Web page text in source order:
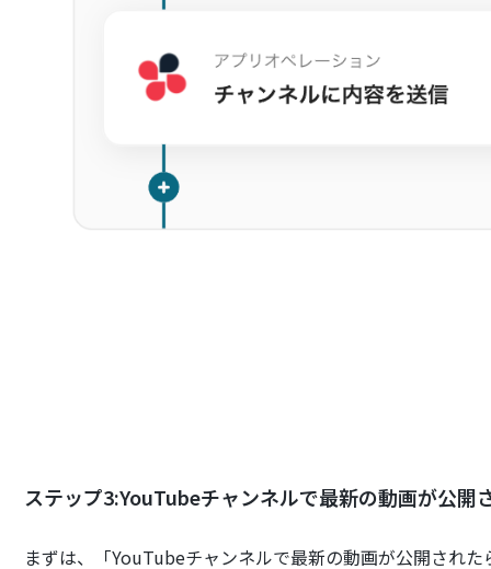
ステップ3:YouTubeチャンネルで最新の動画が公開
まずは、「YouTubeチャンネルで最新の動画が公開され